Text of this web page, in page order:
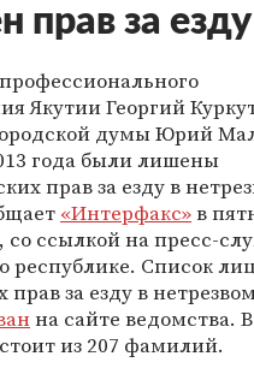
прав за
Якутии Георгий
думы Юрий
года были лишены
прав за езду в
«Интерфакс»в
со ссылкой на пресс-
Список
за езду в
на сайте ведомства.
из 207 фамилий.